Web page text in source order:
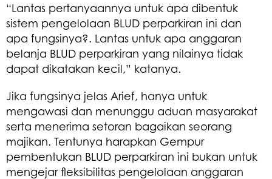
“Lantas pertanyaannya untuk apa dibentuk
sistem pengelolaan BLUD perparkiran ini dan
apa fungsinya?. Lantas untuk apa anggaran
belanja BLUD perparkiran yang nilainya tidak
dapat dikatakan kecil,” katanya.
Jika fungsinya jelas Arief, hanya untuk
mengawasi dan menunggu aduan masyarakat
serta menerima setoran bagaikan seorang
majikan. Tentunya harapkan Gempur
pembentukan BLUD perparkiran ini bukan untuk
mengejar fleksibilitas pengelolaan anggaran